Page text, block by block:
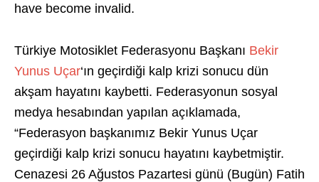
have become invalid.
Türkiye Motosiklet Federasyonu Başkanı Bekir
Yunus Uçar‘ın geçirdiği kalp krizi sonucu dün
akşam hayatını kaybetti. Federasyonun sosyal
medya hesabından yapılan açıklamada,
“Federasyon başkanımız Bekir Yunus Uçar
geçirdiği kalp krizi sonucu hayatını kaybetmiştir.
Cenazesi 26 Ağustos Pazartesi günü (Bugün) Fatih